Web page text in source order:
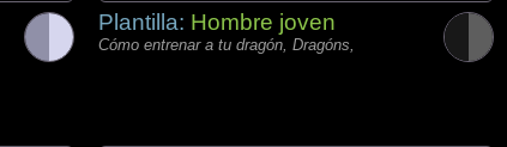
Plantilla: Hombre joven
Cómo entrenar a tu dragón, Dragóns,